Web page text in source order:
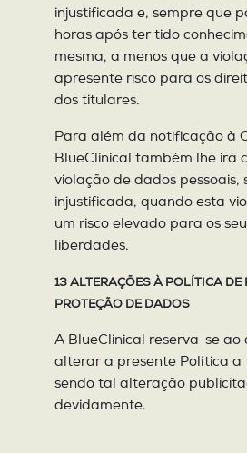
injustificada e, sempre que
horas após ter tido
mesma, a menos que a
apresente risco para os
dos titulares.
Para além da notificação à
BlueClinical também lhe irá
violação de dados pessoais,
injustificada, quando esta
um risco elevado para os
liberdades.
13 ALTERAÇÕES À POLÍTICA DE
PROTEÇÃO DE DADOS
A BlueClinical reserva-se ao
alterar a presente Política a
sendo tal alteração
devidamente.